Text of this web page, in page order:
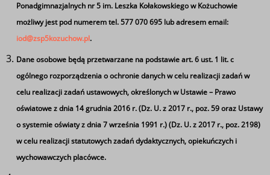
#świadectwadojrzałości
Ponadgimnazjalnych nr 5 im. Leszka Kołakowskiego w Kożuchowie
możliwy jest pod numerem tel. 577 070 695 lub adresem email:
iod@zsp5kozuchow.pl.
Dane osobowe będą przetwarzane na podstawie art. 6 ust. 1 lit. c
ogólnego rozporządzenia o ochronie danych w celu realizacji zadań w
celu realizacji zadań ustawowych, określonych w Ustawie – Prawo
oświatowe z dnia 14 grudnia 2016 r. (Dz. U. z 2017 r., poz. 59 oraz Ustawy
o systemie oświaty z dnia 7 września 1991 r.) (Dz. U. z 2017 r., poz. 2198)
w celu realizacji statutowych zadań dydaktycznych, opiekuńczych i
wychowawczych placówce.